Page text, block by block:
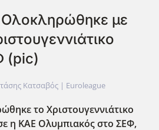
με
(pic)
Κατσαβός | Euroleague
το Χριστουγεννιάτικο
η ΚΑΕ Ολυμπιακός στο ΣΕΦ,